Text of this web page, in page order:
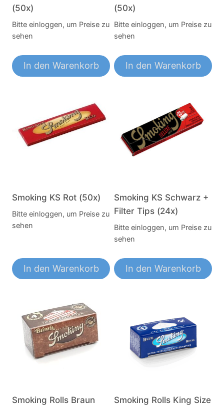
(50x)
Bitte einloggen, um Preise zu
sehen
In den Warenkorb
(50x)
Bitte einloggen, um Preise zu
sehen
In den Warenkorb
Smoking KS Rot (50x)
Bitte einloggen, um Preise zu
sehen
In den Warenkorb
Smoking KS Schwarz +
Filter Tips (24x)
Bitte einloggen, um Preise zu
sehen
In den Warenkorb
Smoking Rolls Braun
Smoking Rolls King Size